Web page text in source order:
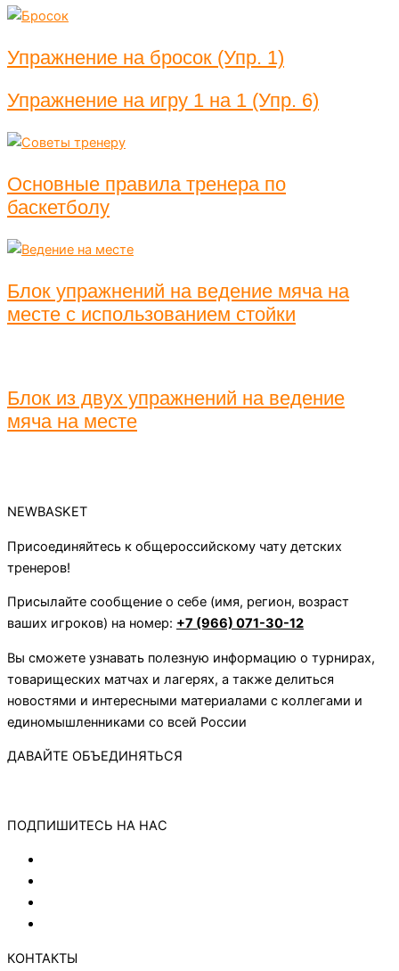
Упражнение на бросок (Упр. 1)
Упражнение на игру 1 на 1 (Упр. 6)
Основные правила тренера по
баскетболу
Блок упражнений на ведение мяча на
месте с использованием стойки
Блок из двух упражнений на ведение
мяча на месте
NEWBASKET
Присоединяйтесь к общероссийскому чату детских
тренеров!
Присылайте сообщение о себе (имя, регион, возраст
ваших игроков) на номер: +7 (966) 071-30-12
Вы сможете узнавать полезную информацию о турнирах,
товарищеских матчах и лагерях, а также делиться
новостями и интересными материалами с коллегами и
единомышленниками со всей России
ДАВАЙТЕ ОБЪЕДИНЯТЬСЯ
ПОДПИШИТЕСЬ НА НАС
КОНТАКТЫ